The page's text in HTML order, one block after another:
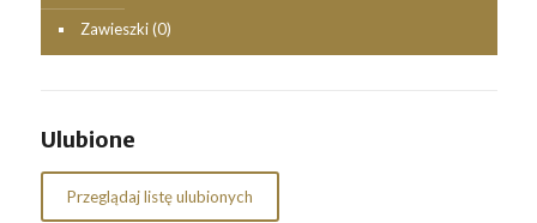
Zawieszki (0)
Ulubione
Przeglądaj listę ulubionych